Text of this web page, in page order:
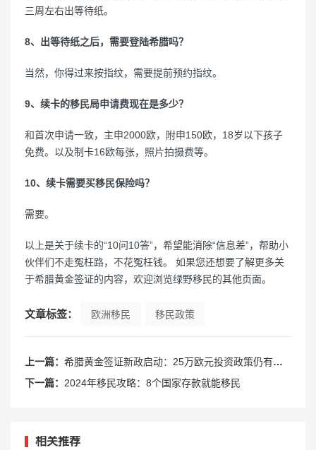
三周左右出等待纸。
8、出等待纸之后，需要登陆希腊吗？
当然，你得过来按指纹，需要提前预约指纹。
9、续卡的移民局申请费现在是多少？
和首次申请一致，主申2000欧，附申150欧，18岁以下孩子
免费。以及制卡16欧每张，照片拍摄费等。
10、续卡需要买移民保险吗？
需要。
以上是关于续卡的“10问10答”，希望能消除“信息差”，帮助小
伙伴们不走冤枉路，不花冤枉钱。 如果您还想要了解更多关
于希腊黄金签证的内容，欢迎浏览绿野移民的其他页面。
文章标签： 欧洲移民 移民政策
上一篇： 希腊黄金签证新政启动：25万欧元投资政策仍有生机
下一篇： 2024年移民攻略：8个国家存款就能移民
相关推荐